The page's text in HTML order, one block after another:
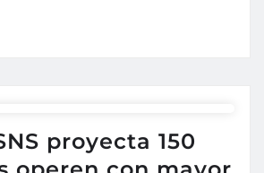
proyecta 150